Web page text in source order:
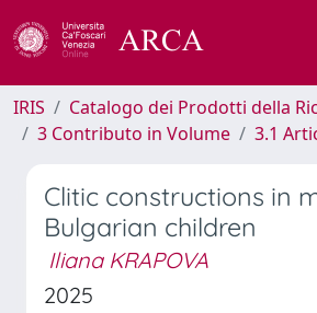
IRIS
Catalogo dei Prodotti della
3 Contributo in Volume
3.1
Clitic constructions in
Bulgarian children
Iliana KRAPOVA
2025